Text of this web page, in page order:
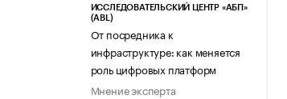
ИССЛЕДОВАТЕЛЬСКИЙ ЦЕНТР «АБП»
(ABL)
От посредника к
инфраструктуре: как меняется
роль цифровых платформ
Мнение эксперта